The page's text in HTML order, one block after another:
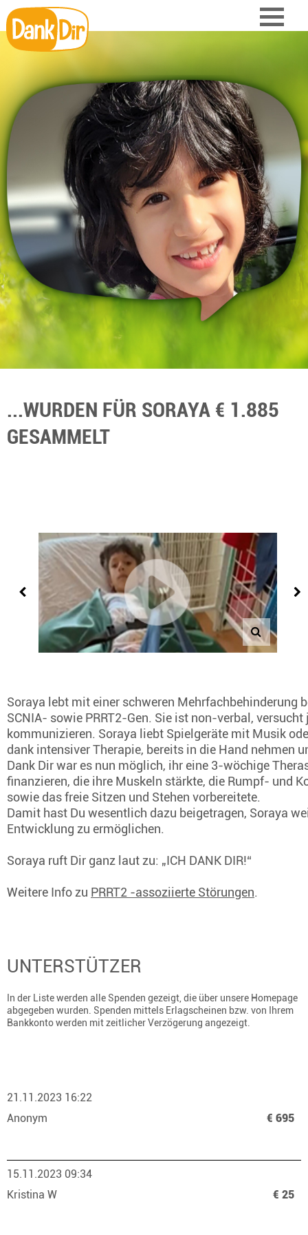
...WURDEN FÜR SORAYA € 1.885
GESAMMELT
Soraya lebt mit einer schweren Mehrfachbehinderung
SCNIA- sowie PRRT2-Gen. Sie ist non-verbal,
kommunizieren. Soraya liebt Spielgeräte mit Musik
dank intensiver Therapie, bereits in die Hand nehmen
Dank Dir war es nun möglich, ihr eine 3-wöchige
finanzieren, die ihre Muskeln stärkte, die Rumpf- und
sowie das freie Sitzen und Stehen vorbereitete.
Damit hast Du wesentlich dazu beigetragen, Soraya
Entwicklung zu ermöglichen.
Soraya ruft Dir ganz laut zu: „ICH DANK DIR!“
Weitere Info zu PRRT2 -assoziierte Störungen.
UNTERSTÜTZER
In der Liste werden alle Spenden gezeigt, die über unsere Homepage
abgegeben wurden. Spenden mittels Erlagscheinen bzw. von Ihrem
Bankkonto werden mit zeitlicher Verzögerung angezeigt.
21.11.2023 16:22
Anonym
€ 695
15.11.2023 09:34
Kristina W
€ 25